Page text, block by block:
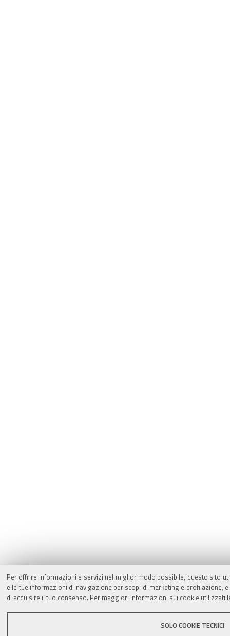
Per offrire informazioni e servizi nel miglior modo possibile, questo sito
e le tue informazioni di navigazione per scopi di marketing e
di acquisire il tuo consenso. Per maggiori informazioni sui cookie utilizzati
SOLO COOKIE TECNICI